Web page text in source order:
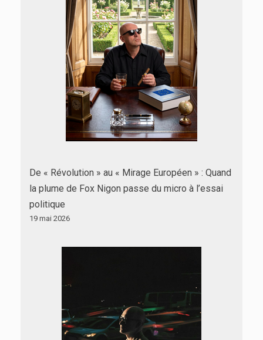
De « Révolution » au « Mirage Européen » : Quand
la plume de Fox Nigon passe du micro à l’essai
politique
19 mai 2026